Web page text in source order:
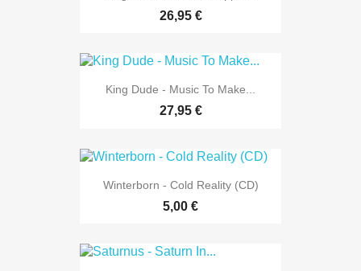
26,95 €
King Dude - Music To Make...
27,95 €
Winterborn - Cold Reality (CD)
5,00 €